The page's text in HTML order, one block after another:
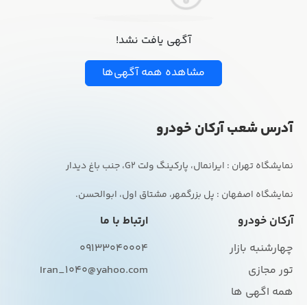
آگهی یافت نشد!
مشاهده همه آگهی‌ها
آدرس شعب آرکان خودرو
نمایشگاه اصفهان : پل بزرگمهر، مشتاق اول، ابوالحسن.
آرکان خودرو
چهارشنبه بازار
تور مجازی
همه اگهی ها
ارتباط با ما
09133040004
Iran_1040@yahoo.com